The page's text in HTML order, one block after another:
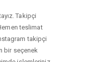
Takipçi
teslimat
takipçi
bir seçenek